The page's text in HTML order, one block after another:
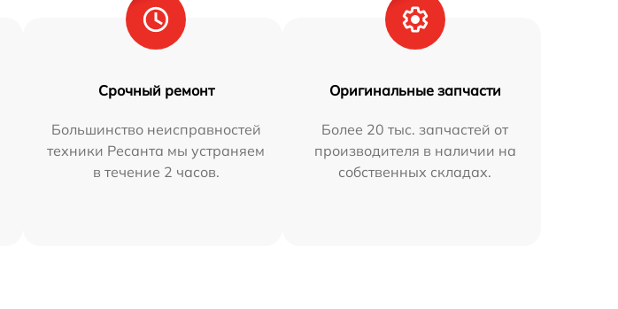
Срочный ремонт
Большинство неисправностей
техники Ресанта мы устраняем
в течение 2 часов.
Оригинальные запчасти
Более 20 тыс. запчастей от
производителя в наличии на
собственных складах.